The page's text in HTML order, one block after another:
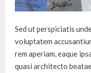
Sed ut perspiciatis
voluptatem
rem aperiam, eaque
quasi architecto